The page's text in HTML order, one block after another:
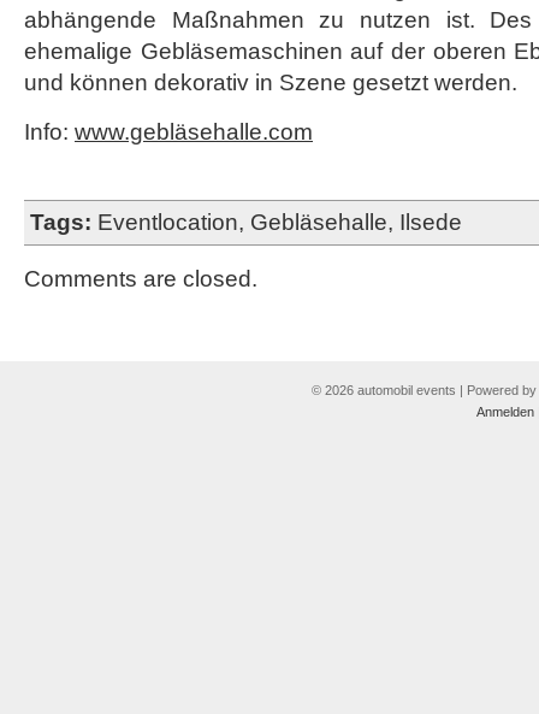
abhängende Maßnahmen zu nutzen ist.
ehemalige Gebläsemaschinen auf der oberen
und können dekorativ in Szene gesetzt werden.
Info: www.gebläsehalle.com
Tags: Eventlocation, Gebläsehalle, Ilsede
Comments are closed.
© 2026 automobil events | Powered by
Anmelden|